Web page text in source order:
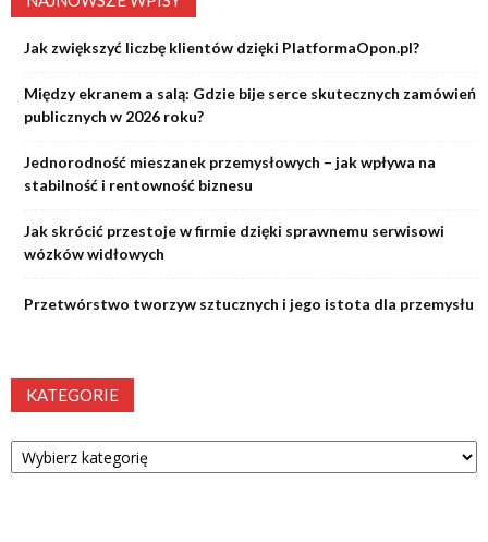
Jak zwiększyć liczbę klientów dzięki PlatformaOpon.pl?
Między ekranem a salą: Gdzie bije serce skutecznych zamówień
publicznych w 2026 roku?
Jednorodność mieszanek przemysłowych – jak wpływa na
stabilność i rentowność biznesu
Jak skrócić przestoje w firmie dzięki sprawnemu serwisowi
wózków widłowych
Przetwórstwo tworzyw sztucznych i jego istota dla przemysłu
KATEGORIE
Kategorie